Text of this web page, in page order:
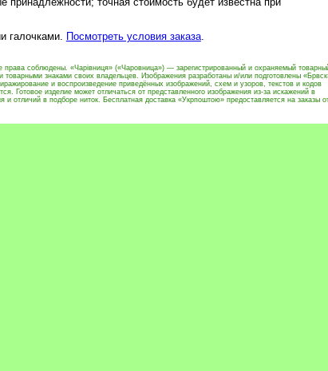
галочками.
Посмотреть условия заказа.
соблюдены. «Чарівниця» («Чаровница») — зарегистрированный и охраняемый
знаками своих владельцев. Изображения разработаны и/или подготовлены
и воспроизведение приведённых изображений, схем и узоров, текстов и кодов
Готовое изделие может отличаться от представленного изображения из-за искажений в
отличий в подборе ниток. Бесплатная доставка «Укрпоштою» предоставляется на заказы